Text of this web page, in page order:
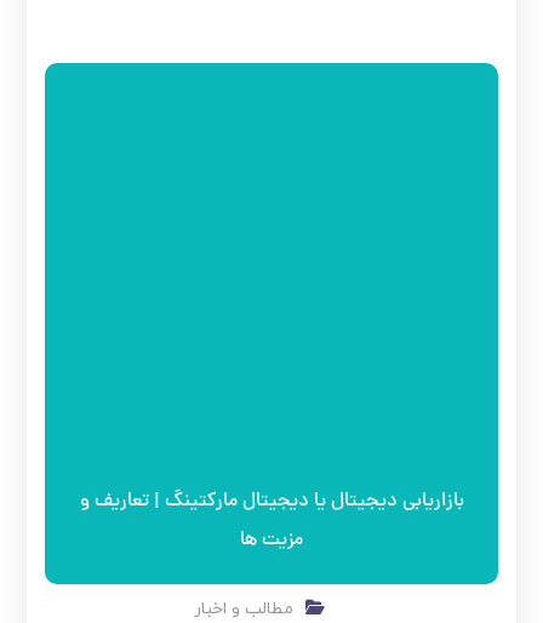
بازاریابی دیجیتال یا دیجیتال مارکتینگ | تعاریف و
مزیت ها
مطالب و اخبار